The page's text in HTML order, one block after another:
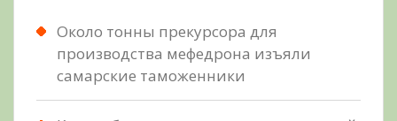
Около тонны прекурсора для
производства мефедрона изъяли
самарские таможенники